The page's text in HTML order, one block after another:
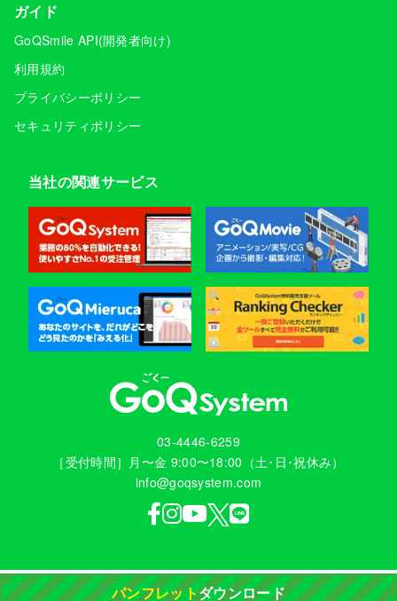
ガイド
GoQSmile API(開発者向け)
利用規約
プライバシーポリシー
セキュリティポリシー
当社の関連サービス
03-4446-6259
［受付時間］月〜金 9:00〜18:00（土･日･祝休み）
info@goqsystem.com
© 2026 GoQSystem
パンフレットダウンロード